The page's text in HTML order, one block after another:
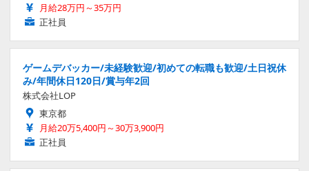
月給28万円～35万円
正社員
ゲームデバッカー/未経験歓迎/初めての転職も歓迎/土日祝休
み/年間休日120日/賞与年2回
株式会社LOP
東京都
月給20万5,400円～30万3,900円
正社員